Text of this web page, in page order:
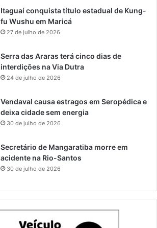
Itaguaí conquista título estadual de Kung-
fu Wushu em Maricá
27 de julho de 2026
Serra das Araras terá cinco dias de
interdições na Via Dutra
24 de julho de 2026
Vendaval causa estragos em Seropédica e
deixa cidade sem energia
30 de julho de 2026
Secretário de Mangaratiba morre em
acidente na Rio-Santos
30 de julho de 2026